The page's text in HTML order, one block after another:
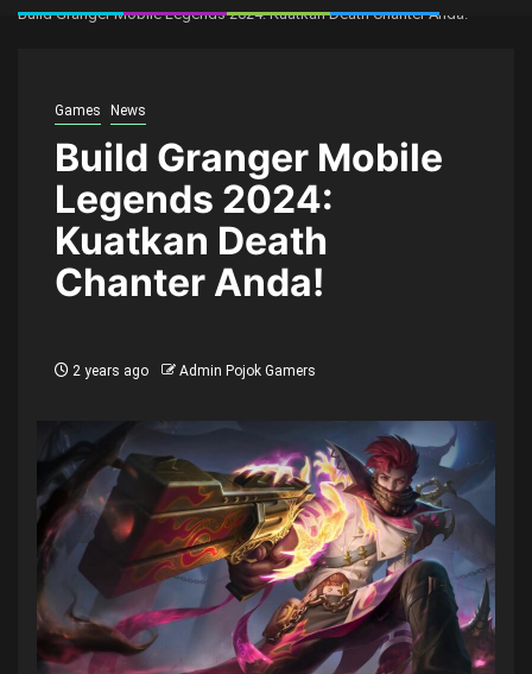
Build Granger Mobile Legends 2024: Kuatkan Death Chanter Anda!
Games News
Build Granger Mobile
Legends 2024:
Kuatkan Death
Chanter Anda!
2 years ago Admin Pojok Gamers